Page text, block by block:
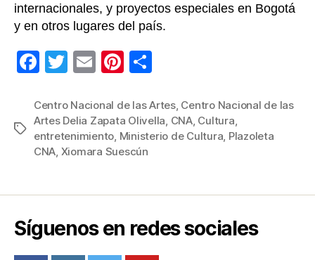
internacionales, y proyectos especiales en Bogotá
y en otros lugares del país.
F
c
e
b
o
k
T
tt
er
E
ail
Pi
er
e
st
m
p
Etiquetas
Centro Nacional de las Artes, Centro Nacional de las
Artes Delia Zapata Olivella, CNA, Cultura,
entretenimiento, Ministerio de Cultura, Plazoleta
CNA, Xiomara Suescún
Síguenos en redes sociales